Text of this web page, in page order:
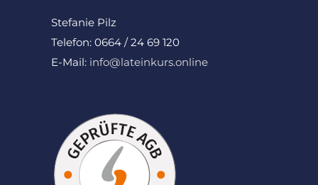
Stefanie Pilz
Telefon: 0664 / 24 69 120
E-Mail: info@lateinkurs.online